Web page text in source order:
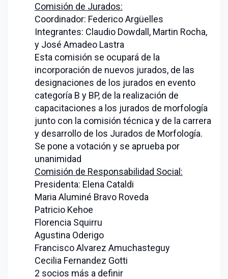
Comisión de Jurados:
Coordinador: Federico Argüelles
Integrantes: Claudio Dowdall, Martin Rocha,
y José Amadeo Lastra
Esta comisión se ocupará de la
incorporación de nuevos jurados, de las
designaciones de los jurados en evento
categoría B y BP, de la realización de
capacitaciones a los jurados de morfología
junto con la comisión técnica y de la carrera
y desarrollo de los Jurados de Morfología.
Se pone a votación y se aprueba por
unanimidad
Comisión de Responsabilidad Social:
Presidenta: Elena Cataldi
Maria Aluminé Bravo Roveda
Patricio Kehoe
Florencia Squirru
Agustina Oderigo
Francisco Alvarez Amuchasteguy
Cecilia Fernandez Gotti
2 socios más a definir